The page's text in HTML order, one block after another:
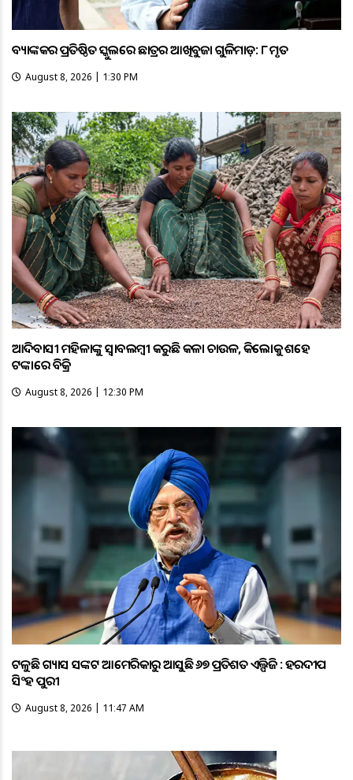
ବ୍ୟାଙ୍କକର ପ୍ରତିଷ୍ଠିତ ସ୍କୁଲରେ ଛାତ୍ରର ଆଖିବୁଜା ଗୁଳିମାଡ଼: ୮ ମୃତ
August 8, 2026 | 1:30 PM
ଆଦିବାସୀ ମହିଳାଙ୍କୁ ସ୍ଵାବଲମ୍ଵୀ କରୁଛି କଳା ଚାଉଳ, କିଲୋକୁ ଶହେ
ଟଙ୍କାରେ ବିକ୍ରି
August 8, 2026 | 12:30 PM
ଟଳୁଛି ଗ୍ୟାସ ସଙ୍କଟ ଆମେରିକାରୁ ଆସୁଛି ୬୭ ପ୍ରତିଶତ ଏଲ୍ପିଜି : ହରଦୀପ
ସିଂହ ପୁରୀ
August 8, 2026 | 11:47 AM